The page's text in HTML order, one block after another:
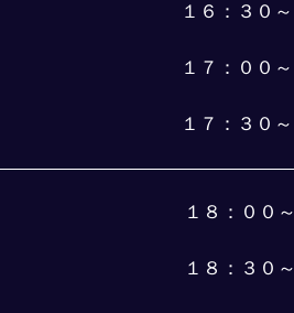
１６：３０
１７：００
１７：３０
１８：００
１８：３０